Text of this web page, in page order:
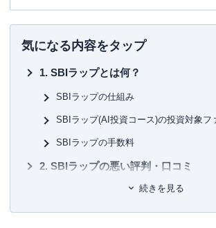
相続コンサルタントとして従事。
2020年にIFA（独立系金融アドバイザー）「き
トマネジメント」へ初期メンバーとして入社後
独立。
中京大学付属中京高校で資産形成に関する授業
もあり。
気になる内容をタップ
SBIラップとは何？
SBIラップの仕組み
SBIラップ(AI投資コース)の投資対象フ
SBIラップの手数料
SBIラップの悪い評判・口コミ
悪い評判①専用ファンドを新たに作っ
続きを見る